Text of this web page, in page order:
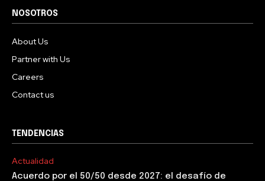
NOSOTROS
About Us
Partner with Us
Careers
Contact us
TENDENCIAS
Actualidad
Acuerdo por el 50/50 desde 2027: el desafío de